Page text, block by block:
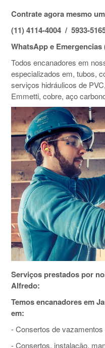
Contrate agora mesmo
(11) 4114-4004 / 5933-
WhatsApp e Emergencias
Todos encanadores em
especializados em, tubos,
serviços hidráulicos de
Emmetti, cobre, aço
Serviços prestados por
Alfredo:
Temos encanadores em
em:
- Consertos de vazamentos
- Consertos, instalação,